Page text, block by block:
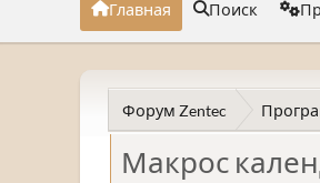
Главная Поиск
Форум Zentec
Макрос